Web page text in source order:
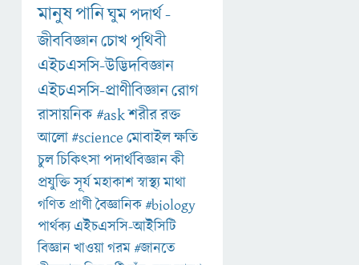
মানুষপানিঘুমপদার্থ-
জীববিজ্ঞানচোখপৃথিবী
এইচএসসি-উদ্ভিদবিজ্ঞান
এইচএসসি-প্রাণীবিজ্ঞানরোগ
রাসায়নিক#askশরীররক্ত
আলো#scienceমোবাইলক্ষতি
চুলচিকিৎসাপদার্থবিজ্ঞানকী
প্রযুক্তিসূর্যমহাকাশস্বাস্থ্যমাথা
গণিত প্রাণীবৈজ্ঞানিক#biology
পার্থক্য এইচএসসি-আইসিটি
বিজ্ঞানখাওয়াগরম#জানতে